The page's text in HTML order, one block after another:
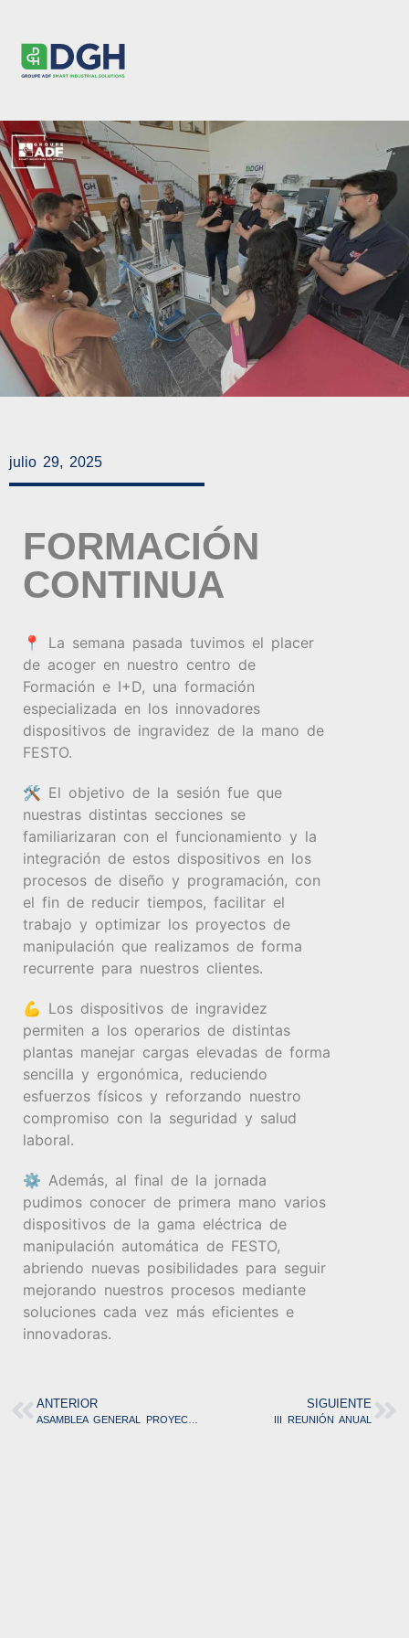
julio 29, 2025
FORMACIÓN
CONTINUA
📍 La semana pasada tuvimos el placer
de acoger en nuestro centro de
Formación e I+D, una formación
especializada en los innovadores
dispositivos de ingravidez de la mano de
FESTO.
🛠️ El objetivo de la sesión fue que
nuestras distintas secciones se
familiarizaran con el funcionamiento y la
integración de estos dispositivos en los
procesos de diseño y programación, con
el fin de reducir tiempos, facilitar el
trabajo y optimizar los proyectos de
manipulación que realizamos de forma
recurrente para nuestros clientes.
💪 Los dispositivos de ingravidez
permiten a los operarios de distintas
plantas manejar cargas elevadas de forma
sencilla y ergonómica, reduciendo
esfuerzos físicos y reforzando nuestro
compromiso con la seguridad y salud
laboral.
⚙️ Además, al final de la jornada
pudimos conocer de primera mano varios
dispositivos de la gama eléctrica de
manipulación automática de FESTO,
abriendo nuevas posibilidades para seguir
mejorando nuestros procesos mediante
soluciones cada vez más eficientes e
innovadoras.
ANTERIOR SIGUIENTE
III REUNIÓN ANUAL